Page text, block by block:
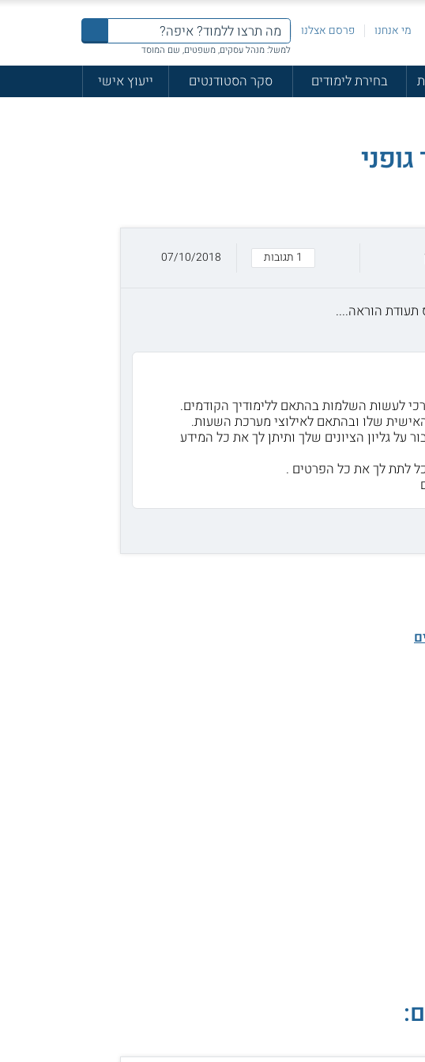
מי אנחנו פרסם אצלנו
למשל: מנהל עסקים, משפטים, שם המוסד
בחירת לימודים סקר הסטודנטים ייעוץ אישי
1 תגובות 07/10/2018
תעודת הוראה....
לעשות השלמות בהתאם ללימודיך הקודמים.
שלו ובהתאם לאילוצי מערכת השעות.
על גליון הציונים שלך ותיתן לך את כל המידע
לתת לך את כל הפרטים .